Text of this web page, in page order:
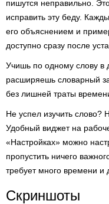
пишутся неправильно.
исправить эту беду.
его объяснением и
доступно сразу после
Учишь по одному слову в
расширяешь словарный
без лишней траты
Не успел изучить слово?
Удобный виджет на
«Настройках» можно
пропустить ничего
требует много времени и
Скриншоты